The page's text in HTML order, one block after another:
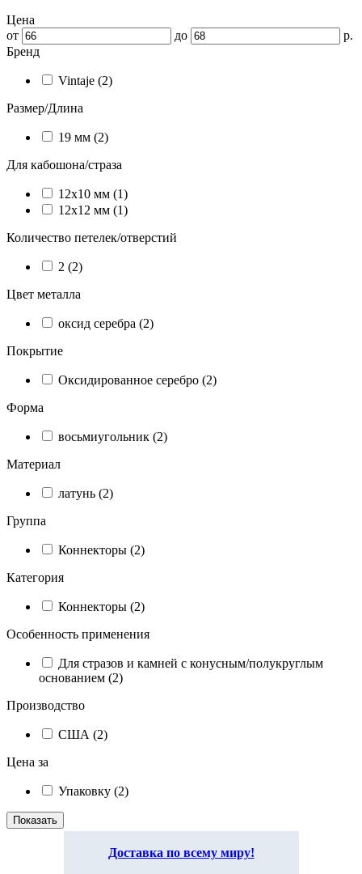
Цена
от
до
р.
Бренд
Vintaje (2)
Размер/Длина
19 мм (2)
Для кабошона/страза
12х10 мм (1)
12х12 мм (1)
Количество петелек/отверстий
2 (2)
Цвет металла
оксид серебра (2)
Покрытие
Оксидированное серебро (2)
Форма
восьмиугольник (2)
Материал
латунь (2)
Группа
Коннекторы (2)
Категория
Коннекторы (2)
Особенность применения
Для стразов и камней с конусным/полукруглым
основанием (2)
Производство
США (2)
Цена за
Упаковку (2)
Доставка по всему миру!